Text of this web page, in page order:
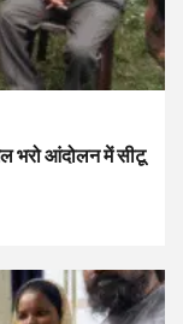
भरो आंदोलन में सीटू